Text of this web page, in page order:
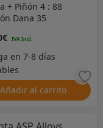
+ Piñón 4 : 88
Dana 35
€
Añadir al carrito